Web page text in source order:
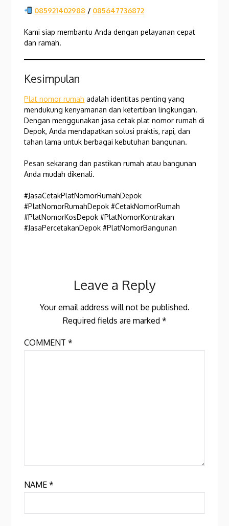
085921402988 / 085647736872
Kami siap membantu Anda dengan pelayanan cepat
dan ramah.
Kesimpulan
Plat nomor rumah adalah identitas penting yang
mendukung kenyamanan dan ketertiban lingkungan.
Dengan menggunakan jasa cetak plat nomor rumah di
Depok, Anda mendapatkan solusi praktis, rapi, dan
tahan lama untuk berbagai kebutuhan bangunan.
Pesan sekarang dan pastikan rumah atau bangunan
Anda mudah dikenali.
#JasaCetakPlatNomorRumahDepok
#PlatNomorRumahDepok #CetakNomorRumah
#PlatNomorKosDepok #PlatNomorKontrakan
#JasaPercetakanDepok #PlatNomorBangunan
Leave a Reply
Your email address will not be published.
Required fields are marked *
COMMENT*
NAME*